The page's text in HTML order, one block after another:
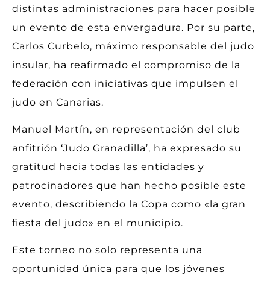
distintas administraciones para hacer posible
un evento de esta envergadura. Por su parte,
Carlos Curbelo, máximo responsable del judo
insular, ha reafirmado el compromiso de la
federación con iniciativas que impulsen el
judo en Canarias.
Manuel Martín, en representación del club
anfitrión ‘Judo Granadilla’, ha expresado su
gratitud hacia todas las entidades y
patrocinadores que han hecho posible este
evento, describiendo la Copa como «la gran
fiesta del judo» en el municipio.
Este torneo no solo representa una
oportunidad única para que los jóvenes